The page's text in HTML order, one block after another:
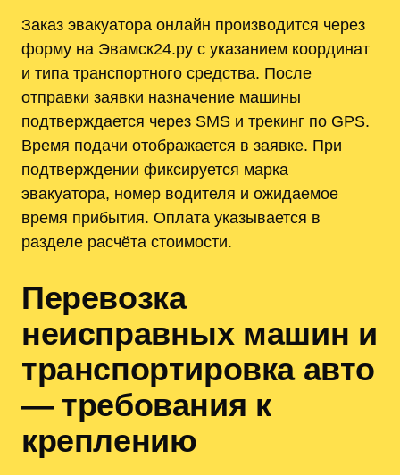
Заказ эвакуатора онлайн производится через
форму на Эвамск24.ру с указанием координат
и типа транспортного средства. После
отправки заявки назначение машины
подтверждается через SMS и трекинг по GPS.
Время подачи отображается в заявке. При
подтверждении фиксируется марка
эвакуатора, номер водителя и ожидаемое
время прибытия. Оплата указывается в
разделе расчёта стоимости.
Перевозка
неисправных машин и
транспортировка авто
— требования к
креплению